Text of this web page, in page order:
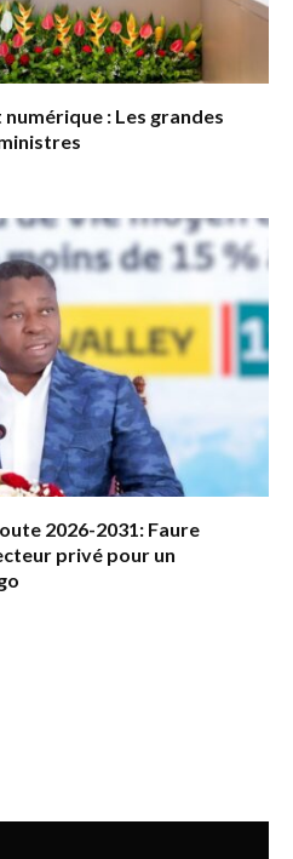
: Les grandes
2026-2031: Faure
privé pour un